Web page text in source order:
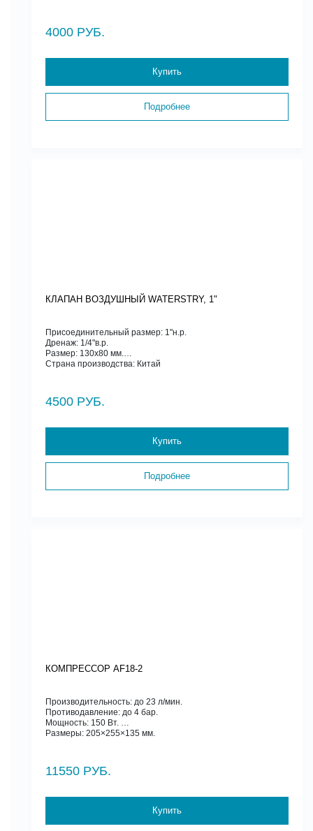
4000 РУБ.
Купить
Подробнее
КЛАПАН ВОЗДУШНЫЙ WATERSTRY, 1"
Присоединительный размер: 1"н.р.
Дренаж: 1/4"в.р.
Размер: 130х80 мм.
Страна производства: Китай
4500 РУБ.
Купить
Подробнее
КОМПРЕССОР AF18-2
Производительность: до 23 л/мин.
Противодавление: до 4 бар.
Мощность: 150 Вт.
Размеры: 205×255×135 мм.
11550 РУБ.
Купить